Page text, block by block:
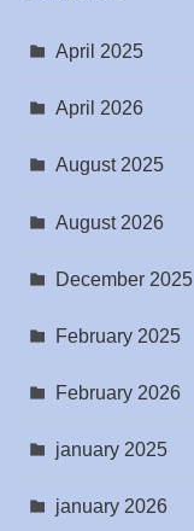
April 2025
April 2026
August 2025
August 2026
December 2025
February 2025
February 2026
january 2025
january 2026